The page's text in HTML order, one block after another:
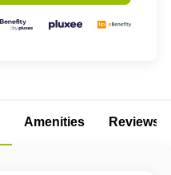
Amenities Reviews